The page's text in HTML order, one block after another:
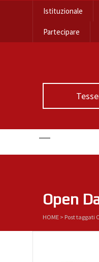
Istituzionale
Partecipare
Open
HOME > Post taggati